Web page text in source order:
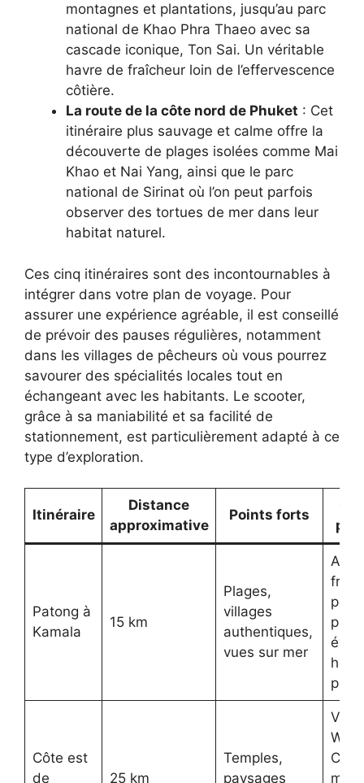
montagnes et plantations, jusqu’au parc
national de Khao Phra Thaeo avec sa
cascade iconique, Ton Sai. Un véritable
havre de fraîcheur loin de l’effervescence
côtière.
La route de la côte nord de Phuket : Cet
itinéraire plus sauvage et calme offre la
découverte de plages isolées comme Mai
Khao et Nai Yang, ainsi que le parc
national de Sirinat où l’on peut parfois
observer des tortues de mer dans leur
habitat naturel.
Ces cinq itinéraires sont des incontournables à
intégrer dans votre plan de voyage. Pour
assurer une expérience agréable, il est conseillé
de prévoir des pauses régulières, notamment
dans les villages de pêcheurs où vous pourrez
savourer des spécialités locales tout en
échangeant avec les habitants. Le scooter,
grâce à sa maniabilité et sa facilité de
stationnement, est particulièrement adapté à ce
type d’exploration.
Itinéraire
Distance
approximative
Points forts
Patong à
Kamala
15 km
Plages,
villages
authentiques,
vues sur mer
pour
Côte est
de
25 km
Temples,
paysages
Wat